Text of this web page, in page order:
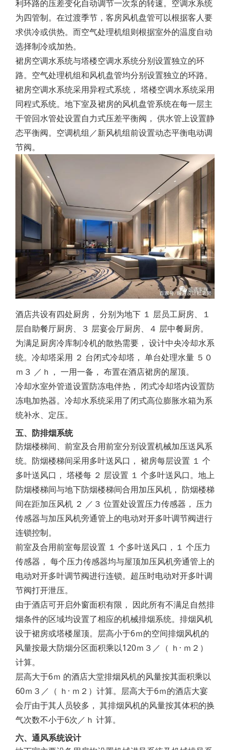
利环路的压差变化自动调节一次泵的转速。空调水系统
为四管制。在过渡季节，客房风机盘管可以根据客人要
求供冷或供热。而空气处理机组则根据室外的温度自动
选择制冷或加热。
裙房空调水系统与塔楼空调水系统分别设置独立的环
路。空气处理机组和风机盘管均分别设置独立的环路。
裙房空调水系统采用异程式系统， 塔楼空调水系统采用
同程式系统。地下室及裙房的风机盘管系统在每一层主
干管回水管处设置自力式压差平衡阀， 供水管上设置静
态平衡阀。空调机组／新风机组前设置动态平衡电动调
节阀。
酒店共设有四处厨房， 分别为地下 １ 层员工厨房、１
层自助餐厅厨房、３ 层宴会厅厨房、４ 层中餐厨房。
为满足厨房冷库制冷机的散热需要， 设计中央冷却水系
统。冷却塔采用 ２ 台闭式冷却塔， 单台处理水量 ５０
ｍ３ ／ｈ， 一用一备， 布置在酒店裙房的屋顶。
冷却水室外管道设置防冻电伴热， 闭式冷却塔内设置防
冻电加热器。冷却水系统采用了闭式高位膨胀水箱为系
统补水、定压。
五、防排烟系统
防烟楼梯间、前室及合用前室分别设置机械加压送风系
统。防烟楼梯间采用多叶送风口， 裙房每层设置 １ 个
多叶送风口， 塔楼每 ２ 层设置 １ 个多叶送风口。地上
防烟楼梯间与地下防烟楼梯间合用加压风机， 防烟楼梯
间在距加压风机 ２ ／３ 位置处设置压力传感器， 压力
传感器与加压风机旁通管上的电动对开多叶调节阀进行
连锁控制。
前室及合用前室每层设置 １ 个多叶送风口，１ 个压力
传感器， 每个压力传感器均与屋顶加压风机旁通管上的
电动对开多叶调节阀进行连锁。超压时电动对开多叶调
节阀打开泄压。
由于酒店可开启外窗面积有限， 因此所有不满足自然排
烟条件的区域均设置了相应的机械排烟系统。排烟风机
设于裙房或塔楼屋顶。层高小于6ｍ的空间排烟风机的
风量按最大防烟分区面积乘以120ｍ３／（ ｈ· ｍ２）
计算。
层高大于6ｍ 的酒店大堂排烟风机的风量按其面积乘以
60ｍ３／（ ｈ· ｍ２）计算。层高大于6ｍ的酒店大宴
会厅由于其人员较多， 其排烟风机的风量按其体积的换
气次数不小于6次／ｈ 计算。
六、通风系统设计